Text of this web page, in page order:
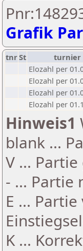
Grafik
tnrSt turnier
Elozahl per
Elozahl per
Elozahl per
Elozahl per
Hinweis1
blank ...
V ...
- ... Partie
E ...
K ...